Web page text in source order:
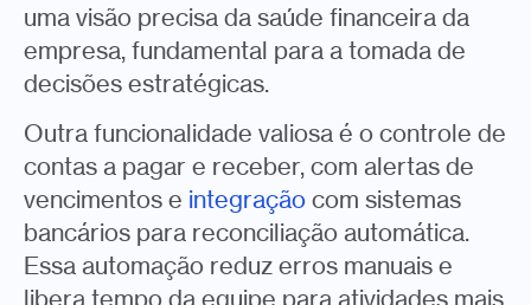
uma visão precisa da saúde financeira da
empresa, fundamental para a tomada de
decisões estratégicas.
Outra funcionalidade valiosa é o controle de
contas a pagar e receber, com alertas de
vencimentos e integração com sistemas
bancários para reconciliação automática.
Essa automação reduz erros manuais e
libera tempo da equipe para atividades mais